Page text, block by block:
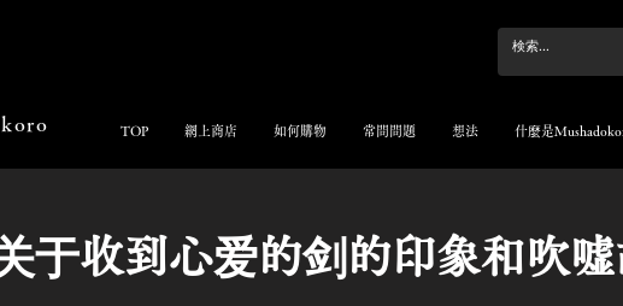
TOP 網上商店 如何購物 常問問題 想法 什麼是
于收到心爱的剑的印象和吹